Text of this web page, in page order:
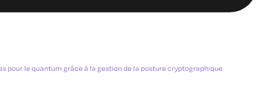
pour le quantum grâce à la gestion de la posture cryptographique